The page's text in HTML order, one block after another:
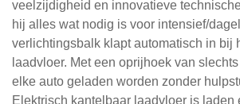
veelzijdigheid en innovatieve
hij alles wat nodig is voor intensief/
verlichtingsbalk klapt automatisch in bij
laadvloer. Met een oprijhoek van
elke auto geladen worden zonder
Elektrisch kantelbaar laadvloer is laden